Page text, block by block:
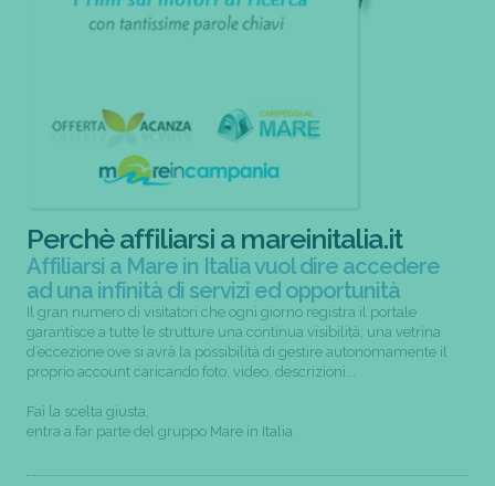
Perchè affiliarsi a mareinitalia.it
Affiliarsi a Mare in Italia vuol dire accedere
ad una infinità di servizi ed opportunità
Il gran numero di visitatori che ogni giorno registra il portale
garantisce a tutte le strutture una continua visibilità; una vetrina
d’eccezione ove si avrà la possibilità di gestire autonomamente il
proprio account caricando foto, video, descrizioni...
Fai la scelta giusta,
entra a far parte del gruppo Mare in Italia